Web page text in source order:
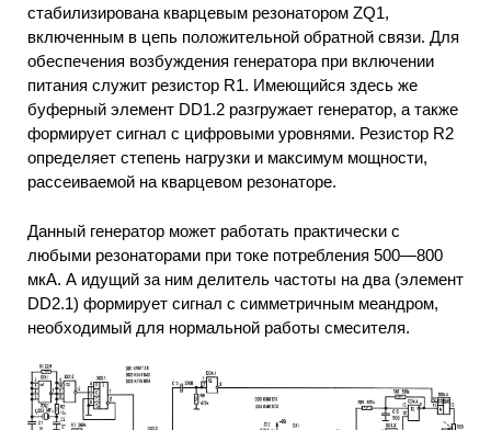
стабилизирована кварцевым резонатором ZQ1,
включенным в цепь положительной обратной связи. Для
обеспечения возбуждения генератора при включении
питания служит резистор R1. Имеющийся здесь же
буферный элемент DD1.2 разгружает генератор, а также
формирует сигнал с цифровыми уровнями. Резистор R2
определяет степень нагрузки и максимум мощности,
рассеиваемой на кварцевом резонаторе.
Данный генератор может работать практически с
любыми резонаторами при токе потребления 500—800
мкА. А идущий за ним делитель частоты на два (элемент
DD2.1) формирует сигнал с симметричным меандром,
необходимый для нормальной работы смесителя.